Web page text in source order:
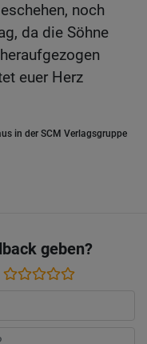
noch
da die Söhne
euer Herz
in der SCM Verlagsgruppe
geben?